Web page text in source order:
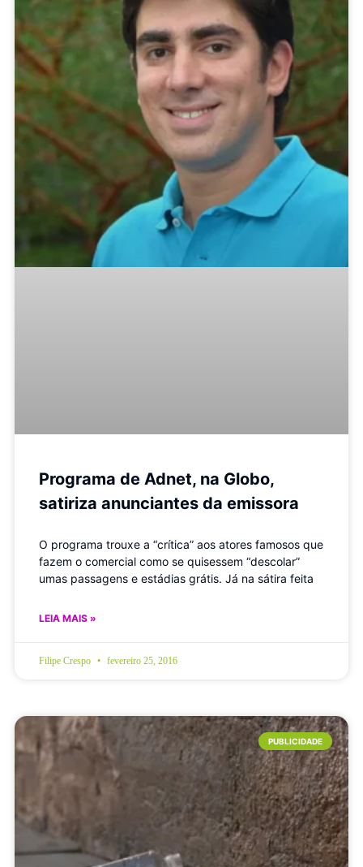
Programa de Adnet, na Globo,
satiriza anunciantes da emissora
O programa trouxe a “crítica” aos atores famosos que
fazem o comercial como se quisessem “descolar”
umas passagens e estádias grátis. Já na sátira feita
LEIA MAIS »
Filipe Crespo fevereiro 25, 2016
PUBLICIDADE